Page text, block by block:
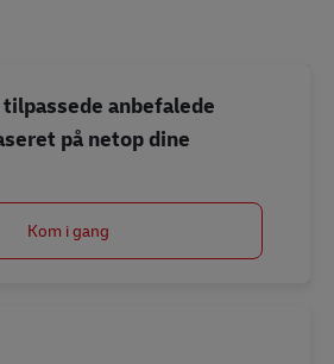
anbefalede
på netop dine
Kom i gang